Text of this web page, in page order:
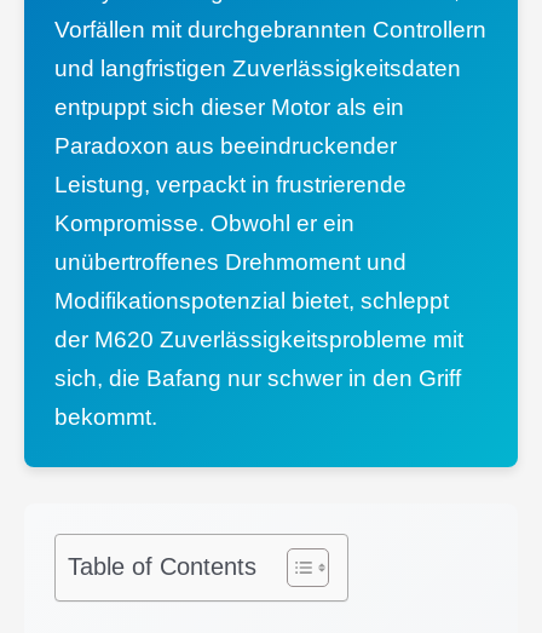
Vorfällen mit durchgebrannten Controllern
und langfristigen Zuverlässigkeitsdaten
entpuppt sich dieser Motor als ein
Paradoxon aus beeindruckender
Leistung, verpackt in frustrierende
Kompromisse. Obwohl er ein
unübertroffenes Drehmoment und
Modifikationspotenzial bietet, schleppt
der M620 Zuverlässigkeitsprobleme mit
sich, die Bafang nur schwer in den Griff
bekommt.
Table of Contents